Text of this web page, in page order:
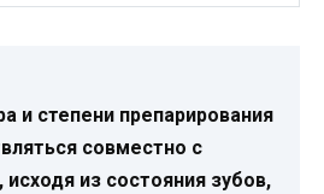
и степени препарирования
совместно с
из состояния зубов,